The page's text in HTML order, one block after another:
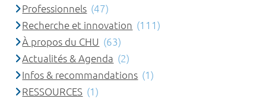
Professionnels (47)
Recherche et innovation (111)
À propos du CHU (63)
Actualités & Agenda (2)
Infos & recommandations (1)
RESSOURCES (1)